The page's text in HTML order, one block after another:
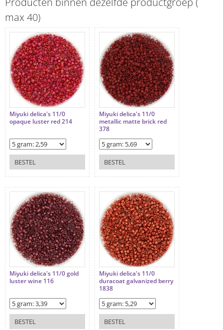
max 40)
Miyuki delica's 11/0
opaque luster red 214
BESTEL
Miyuki delica's 11/0
metallic matte brick red
378
BESTEL
Miyuki delica's 11/0 gold
luster wine 116
BESTEL
Miyuki delica's 11/0
duracoat galvanized berry
1838
BESTEL